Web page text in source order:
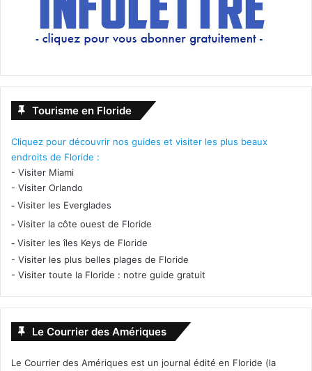
Tourisme en Floride
Cliquez pour découvrir nos guides et visiter les plus beaux
endroits de Floride :
- Visiter Miami
- Visiter Orlando
- Visiter les Everglades
- Visiter la côte ouest de Floride
- Visiter les îles Keys de Floride
- Visiter les plus belles plages de Floride
- Visiter toute la Floride : notre guide gratuit
Le Courrier des Amériques
Le Courrier des Amériques est un journal édité en Floride (la